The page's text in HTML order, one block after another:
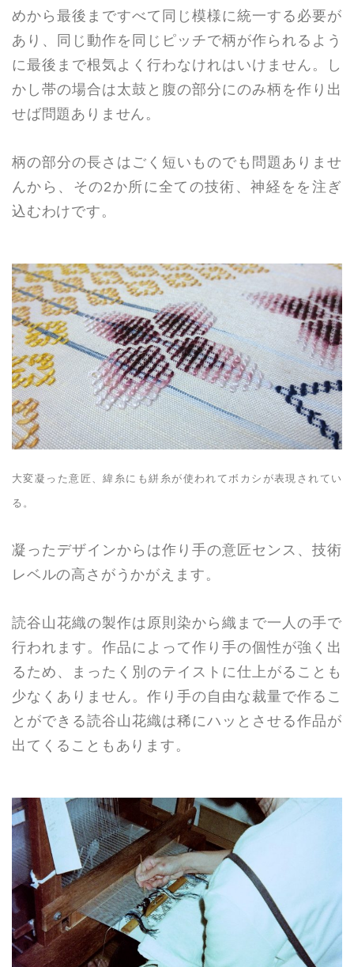
めから最後まですべて同じ模様に統一する必要が
あり、同じ動作を同じピッチで柄が作られるよう
に最後まで根気よく行わなけれはいけません。し
かし帯の場合は太鼓と腹の部分にのみ柄を作り出
せば問題ありません。
柄の部分の長さはごく短いものでも問題ありませ
んから、その2か所に全ての技術、神経をを注ぎ
込むわけです。
大変凝った意匠、緯糸にも絣糸が使われてボカシが表現されてい
る。
凝ったデザインからは作り手の意匠センス、技術
レベルの高さがうかがえます。
読谷山花織の製作は原則染から織まで一人の手で
行われます。作品によって作り手の個性が強く出
るため、まったく別のテイストに仕上がることも
少なくありません。作り手の自由な裁量で作るこ
とができる読谷山花織は稀にハッとさせる作品が
出てくることもあります。